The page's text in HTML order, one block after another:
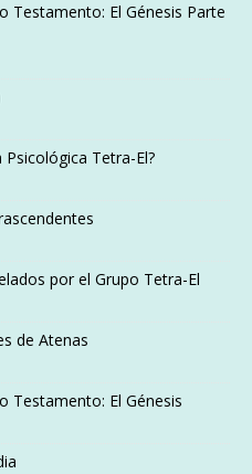
Testamento: El Génesis Parte
Tetra-El?
por el Grupo Tetra-El
de Atenas
Testamento: El Génesis